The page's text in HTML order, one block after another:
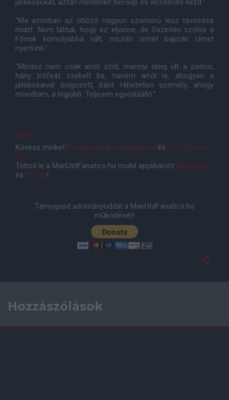
játékosokat, aztán mindenkit becsap és viccelõdni kezd."
"Ma azonban az öltözõ nagyon szomorú lesz távozása
miatt. Nem láttuk, hogy ez eljönne, de õszintén szólva a
Fõnök komolyabbá vált, miután ismét bajnoki címet
nyertünk."
"Mindez nem csak arról szól, mennyi ideig ült a padon,
hány trófeát zsebelt be, hanem arról is, ahogyan a
játékosaival dolgozott, bánt. Hihetetlen személy, ahogy
mondtam, a legjobb. Teljesen egyedülálló."
ESPN
Kövess minket Facebookon, Instagramon és YouTube-on
is!
Töltsd le a ManUtdFanatics.hu mobil applikációt Androidra
és iOS-re!
Támogasd adományoddal a ManUtdFanatics.hu
működését!
Hozzászólások